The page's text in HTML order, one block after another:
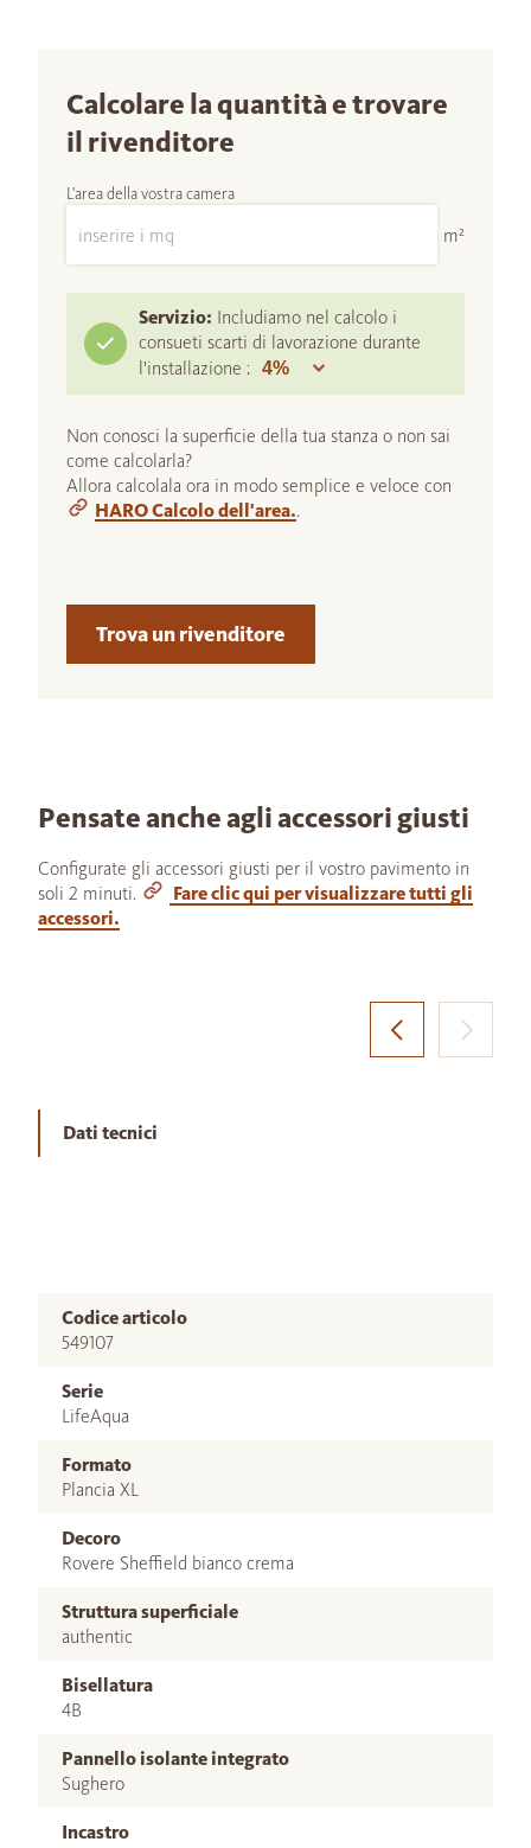
Calcolare la quantità e trovare
il rivenditore
L'area della vostra camera
m²
Servizio: Includiamo nel calcolo i
consueti scarti di lavorazione durante
l'installazione :
Non conosci la superficie della tua stanza o non sai
come calcolarla?
Allora calcolala ora in modo semplice e veloce con
HARO Calcolo dell'area..
Trova un rivenditore
Pensate anche agli accessori giusti
Configurate gli accessori giusti per il vostro pavimento in
soli 2 minuti.
Fare clic qui per visualizzare tutti gli
accessori.
Dati tecnici
Codice articolo
549107
Serie
LifeAqua
Formato
Plancia XL
Decoro
Rovere Sheffield bianco crema
Struttura superficiale
authentic
Bisellatura
4B
Pannello isolante integrato
Sughero
Incastro